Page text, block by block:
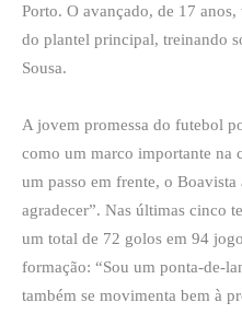
Porto. O avançado, de 17
do plantel principal, treinando
Sousa.
A jovem promessa do futebol
como um marco importante na
um passo em frente, o
agradecer”. Nas últimas cinco
um total de 72 golos em 94
formação: “Sou um ponta-de-
também se movimenta bem à